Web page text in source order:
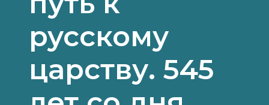
русскому
царству. 545